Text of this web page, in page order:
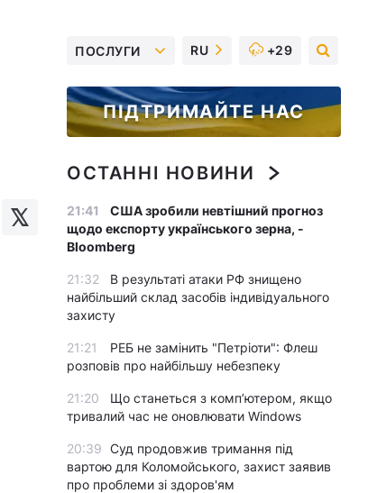
ПОСЛУГИ RU +29
ПІДТРИМАЙТЕ НАС
ОСТАННІ НОВИНИ
21:41
США зробили невтішний прогноз
щодо експорту українського зерна, -
Bloomberg
21:32
В результаті атаки РФ знищено
найбільший склад засобів індивідуального
захисту
21:21
РЕБ не замінить "Петріоти": Флеш
розповів про найбільшу небезпеку
21:20
Що станеться з комп’ютером, якщо
тривалий час не оновлювати Windows
20:39 Суд продовжив тримання під
вартою для Коломойського, захист заявив
про проблеми зі здоров'ям